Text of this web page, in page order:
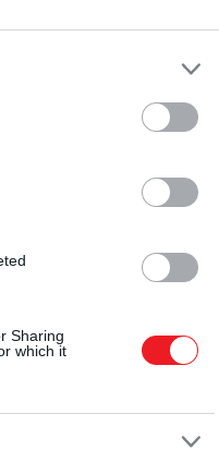
Sharing
which it
Patek Philippe
neveznek – egy
rendelkezik.